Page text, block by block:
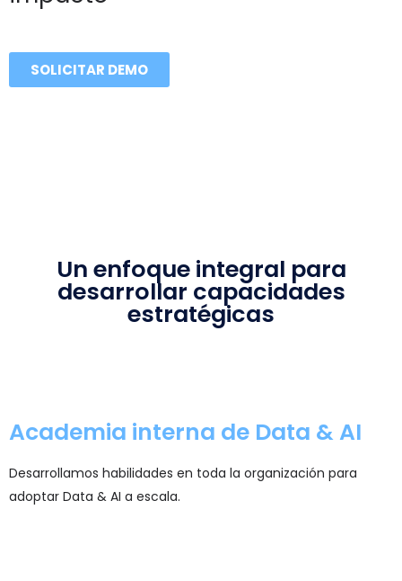
SOLICITAR DEMO
Un enfoque integral para
desarrollar capacidades
estratégicas
Academia interna de Data & AI
Desarrollamos habilidades en toda la organización para
adoptar Data & AI a escala.